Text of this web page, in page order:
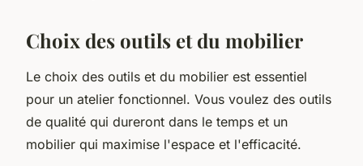
Choix des outils et du mobilier
Le choix des outils et du mobilier est essentiel
pour un atelier fonctionnel. Vous voulez des outils
de qualité qui dureront dans le temps et un
mobilier qui maximise l'espace et l'efficacité.